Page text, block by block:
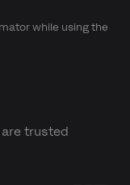
while using the
trusted